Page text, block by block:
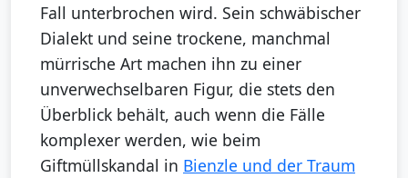
Fall unterbrochen wird. Sein schwäbischer
Dialekt und seine trockene, manchmal
mürrische Art machen ihn zu einer
unverwechselbaren Figur, die stets den
Überblick behält, auch wenn die Fälle
komplexer werden, wie beim
Giftmüllskandal in Bienzle und der Traum